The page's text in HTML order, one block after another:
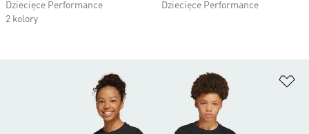
Dziecięce Performance
2 kolory
Dziecięce Performance